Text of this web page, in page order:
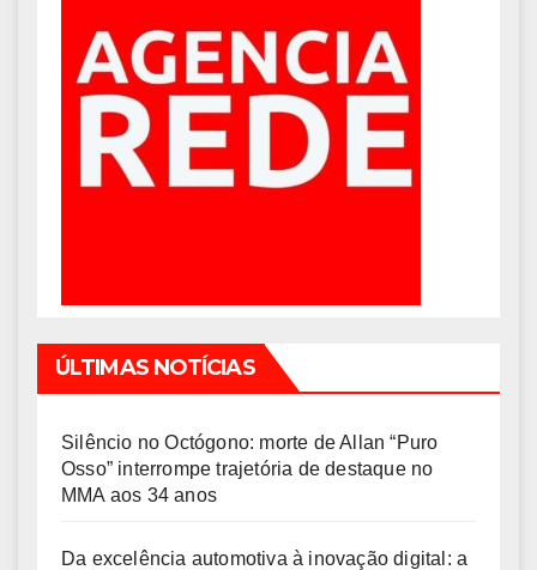
ÚLTIMAS NOTÍCIAS
Silêncio no Octógono: morte de Allan “Puro
Osso” interrompe trajetória de destaque no
MMA aos 34 anos
Da excelência automotiva à inovação digital: a